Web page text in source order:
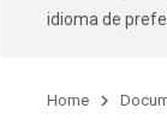
idioma de
Home